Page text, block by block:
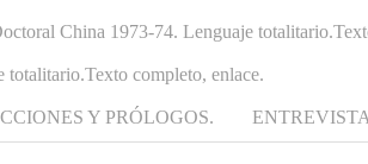
China 1973-74. Lenguaje
completo, enlace.
Y PRÓLOGOS.